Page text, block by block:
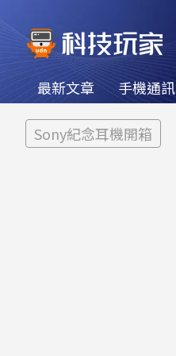
最新文章 手機通訊
Sony紀念耳機開箱